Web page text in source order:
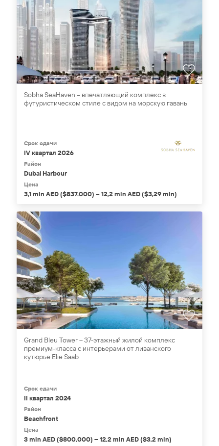
Sobha SeaHaven – впечатляющий комплекс в
футуристическом стиле с видом на морскую гавань
Срок сдачи
IV квартал 2026
Район
Dubai Harbour
Цена
3,1 mln AED ($837.000) – 12,2 mln AED ($3,29 mln)
Grand Bleu Tower – 37-этажный жилой комплекс
премиум-класса с интерьерами от ливанского
кутюрье Elie Saab
Срок сдачи
II квартал 2024
Район
Beachfront
Цена
3 mln AED ($800,000) – 12,2 mln AED ($3,2 mln)